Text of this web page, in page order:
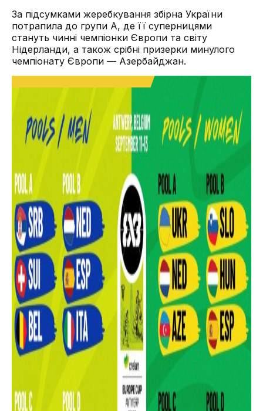
За підсумками жеребкування збірна України
потрапила до групи А, де її суперницями
стануть чинні чемпіонки Європи та світу
Нідерланди, а також срібні призерки минулого
чемпіонату Європи — Азербайджан.